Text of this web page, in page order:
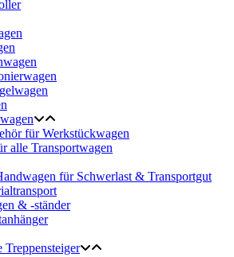
für Werkstückwagen
alle Transportwagen
für Schwerlast & Transportgut
& -ständer
Treppensteiger